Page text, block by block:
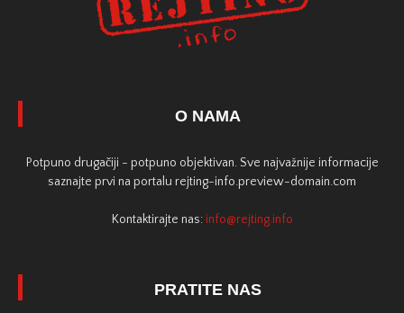
O NAMA
Potpuno drugačiji - potpuno objektivan. Sve najvažnije informacije
saznajte prvi na portalu rejting-info.preview-domain.com
Kontaktirajte nas: info@rejting.info
PRATITE NAS